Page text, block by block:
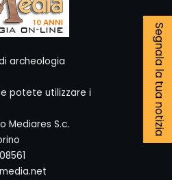
Segnala la tua notizia
archeologia
potete utilizzare i
Mediares S.c.